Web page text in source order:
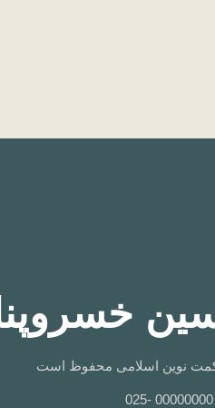
نوین اسلامی محفوظ است